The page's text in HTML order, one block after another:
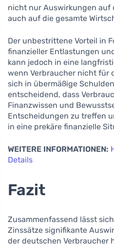
nicht nur Auswirkungen auf
auch auf die gesamte
Der unbestrittene Vorteil in
finanzieller Entlastungen
kann jedoch in eine
wenn Verbraucher nicht für
sich in übermäßige
entscheidend, dass
Finanzwissen und
Entscheidungen zu treffen
in eine prekäre finanzielle
WEITERE INFORMATIONEN:
Details
Fazit
Zusammenfassend lässt
Zinssätze signifikante
der deutschen Verbraucher